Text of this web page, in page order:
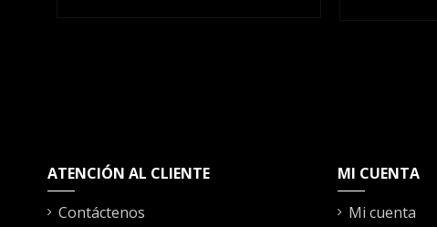
ATENCIÓN AL CLIENTE
Contáctenos
MI CUENTA
Mi cuenta